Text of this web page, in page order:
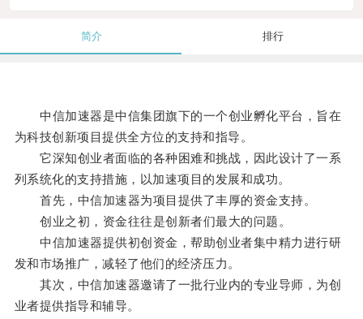
简介 排行
中信加速器是中信集团旗下的一个创业孵化平台，旨在
为科技创新项目提供全方位的支持和指导。
它深知创业者面临的各种困难和挑战，因此设计了一系
列系统化的支持措施，以加速项目的发展和成功。
首先，中信加速器为项目提供了丰厚的资金支持。
创业之初，资金往往是创新者们最大的问题。
中信加速器提供初创资金，帮助创业者集中精力进行研
发和市场推广，减轻了他们的经济压力。
其次，中信加速器邀请了一批行业内的专业导师，为创
业者提供指导和辅导。